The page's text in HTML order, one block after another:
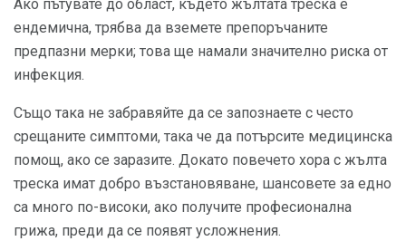
Ако пътувате до област, където жълтата треска е
ендемична, трябва да вземете препоръчаните
предпазни мерки; това ще намали значително риска от
инфекция.
Също така не забравяйте да се запознаете с често
срещаните симптоми, така че да потърсите медицинска
помощ, ако се заразите. Докато повечето хора с жълта
треска имат добро възстановяване, шансовете за едно
са много по-високи, ако получите професионална
грижа, преди да се появят усложнения.